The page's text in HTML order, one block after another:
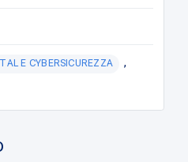
E CYBERSICUREZZA ,